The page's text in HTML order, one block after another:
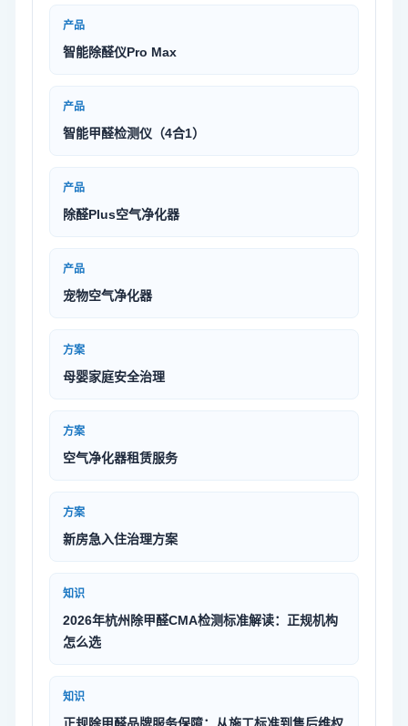
产品
智能除醛仪Pro Max
产品
智能甲醛检测仪（4合1）
产品
除醛Plus空气净化器
产品
宠物空气净化器
方案
母婴家庭安全治理
方案
空气净化器租赁服务
方案
新房急入住治理方案
知识
2026年杭州除甲醛CMA检测标准解读：正规机构
怎么选
知识